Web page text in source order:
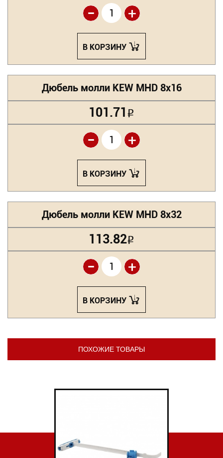
+
-
В КОРЗИНУ
Дюбель молли KEW MHD 8х16
101.71 Р
+
-
В КОРЗИНУ
Дюбель молли KEW MHD 8х32
113.82Р
+
-
В КОРЗИНУ
ПОХОЖИЕ ТОВАРЫ